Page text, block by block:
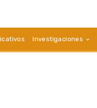
Investigaciones